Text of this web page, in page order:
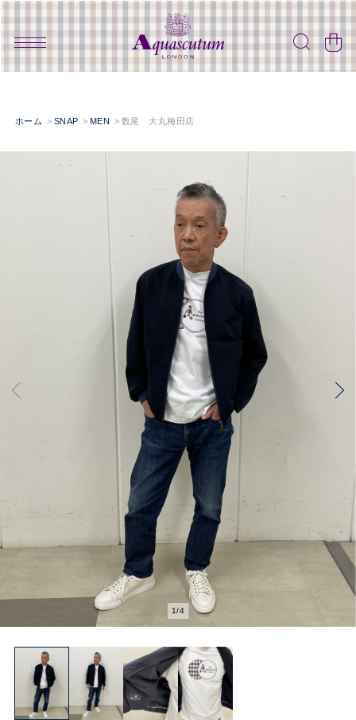
ホーム SNAP MEN 数尾 大丸梅田店
1/4